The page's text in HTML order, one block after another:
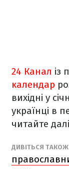
24 Канал із
календар
вихідні у
українці в
читайте
ДИВІТЬСЯ ТАКОЖ